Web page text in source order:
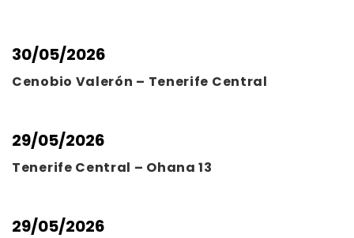
30/05/2026
Cenobio Valerón – Tenerife Central
29/05/2026
Tenerife Central – Ohana 13
29/05/2026